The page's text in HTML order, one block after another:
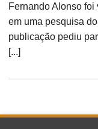
Fernando Alonso
em uma pesquisa
publicação pediu
[...]